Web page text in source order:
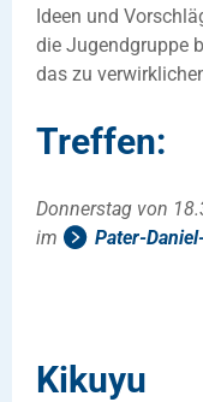
Ideen und
die Jugendgruppe
das zu
Treffen:
Donnerstag von
im
Pater-
Kikuyu